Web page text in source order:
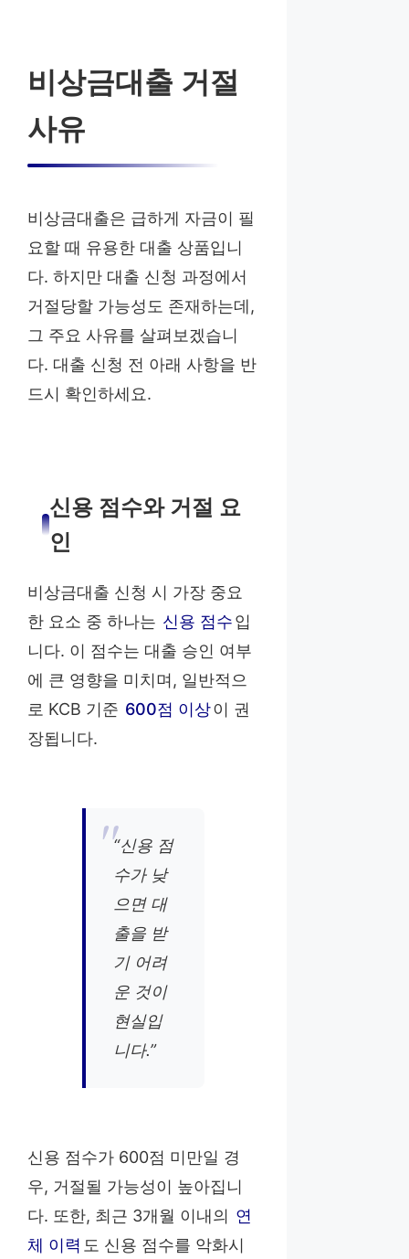
비상금대출 거절
사유
비상금대출은 급하게 자금이 필
요할 때 유용한 대출 상품입니
다. 하지만 대출 신청 과정에서
거절당할 가능성도 존재하는데,
그 주요 사유를 살펴보겠습니
다. 대출 신청 전 아래 사항을 반
드시 확인하세요.
신용 점수와 거절 요
인
비상금대출 신청 시 가장 중요
한 요소 중 하나는 신용 점수입
니다. 이 점수는 대출 승인 여부
에 큰 영향을 미치며, 일반적으
로 KCB 기준 600점 이상이 권
장됩니다.
“신용 점
수가 낮
으면 대
출을 받
기 어려
운 것이
현실입
니다.”
신용 점수가 600점 미만일 경
우, 거절될 가능성이 높아집니
다. 또한, 최근 3개월 이내의 연
체 이력 도 신용 점수를 악화시